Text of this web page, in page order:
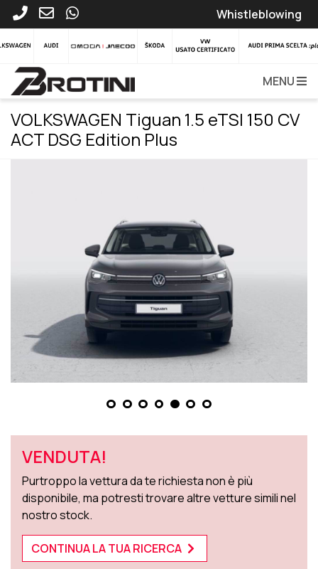
Whistleblowing
MENU
VOLKSWAGEN Tiguan 1.5 eTSI 150 CV
ACT DSG Edition Plus
VENDUTA!
Purtroppo la vettura da te richiesta non è più
disponibile, ma potresti trovare altre vetture simili nel
nostro stock.
CONTINUA LA TUA RICERCA